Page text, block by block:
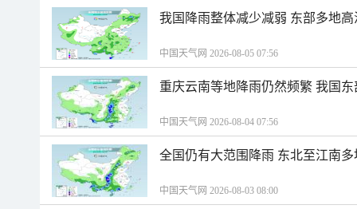
我国降雨整体减少减弱 东部多地
中国天气网 2026-08-05 07:56
重庆云南等地降雨仍然频繁 我国
中国天气网 2026-08-04 07:56
全国仍有大范围降雨 东北至江南
中国天气网 2026-08-03 08:00